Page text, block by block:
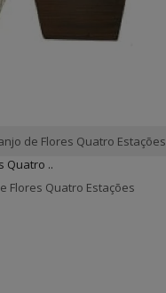
de Flores Quatro Estações
Quatro ..
Flores Quatro Estações